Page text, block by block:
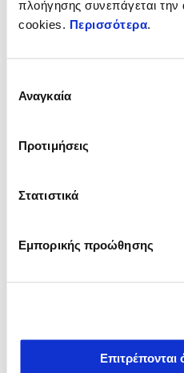
πλοήγησης συνεπάγεται
cookies. Περισσότερα
συγκατάθεσης
Αναγκαία
Προτιμήσεις
Στατιστικά
Εμπορικής προώθησης
Επιτρέπονται
Η ηλεκτρική γκάμα
επέκταση εγγύησης